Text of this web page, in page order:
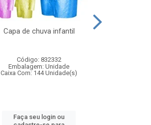
Capa de chuva infantil
Código: 832332
Embalagem: Unidade
Caixa Com: 144 Unidade(s)
Faça seu login ou